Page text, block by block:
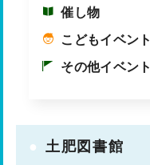
催し物
こどもイベント
その他イベント
土肥図書館